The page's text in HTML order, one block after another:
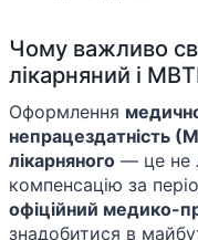
Чому важливо
лікарняний і
Оформлення
непрацездатність
лікарняного — це не
компенсацію за
офіційний медико-
знадобитися в